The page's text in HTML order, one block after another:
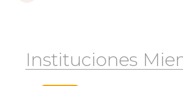
Instituciones